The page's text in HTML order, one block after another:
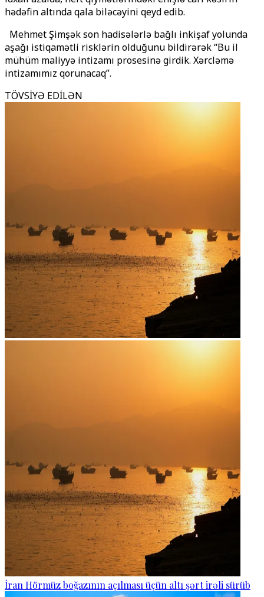
hədəfin altında qala biləcəyini qeyd edib.
Mehmet Şimşək son hadisələrlə bağlı inkişaf yolunda
aşağı istiqamətli risklərin olduğunu bildirərək “Bu il
mühüm maliyyə intizamı prosesinə girdik. Xərcləmə
intizamımız qorunacaq”.
TÖVSİYƏ EDİLƏN
İran Hörmüz boğazının açılması üçün altı şərt irəli sürüb